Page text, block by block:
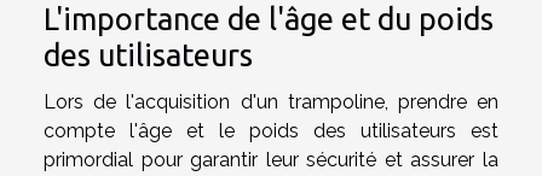
L'importance de l'âge et du poids
des utilisateurs
Lors de l'acquisition d'un trampoline, prendre en
compte l'âge et le poids des utilisateurs est
primordial pour garantir leur sécurité et assurer la